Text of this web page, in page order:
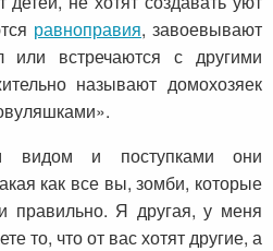
равноправия, завоевывают
встречаются с другими
называют домохозяек
видом и поступками они
как все вы, зомби, которые
правильно. Я другая, у меня
то, что от вас хотят другие, а